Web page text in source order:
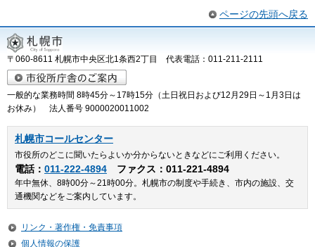
ページの先頭へ戻る
〒060-8611 札幌市中央区北1条西2丁目 代表電話：011-211-2111
一般的な業務時間 8時45分～17時15分（土日祝日および12月29日～1月3日は
お休み） 法人番号 9000020011002
札幌市コールセンター
市役所のどこに聞いたらよいか分からないときなどにご利用ください。
電話： 011-222-4894 ファクス：011-221-4894
年中無休、8時00分～21時00分。札幌市の制度や手続き、市内の施設、交
通機関などをご案内しています。
リンク・著作権・免責事項
個人情報の保護